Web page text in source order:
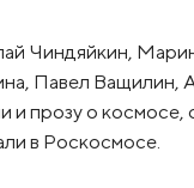
Чиндяйкин,
Павел Ващилин,
и прозу о
в Роскосмосе.